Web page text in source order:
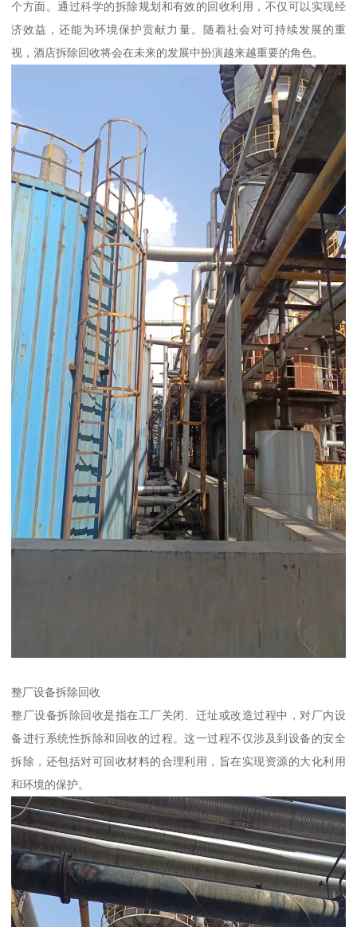
个方面。通过科学的拆除规划和有效的回收利用，不仅可以实现经
济效益，还能为环境保护贡献力量。随着社会对可持续发展的重
视，酒店拆除回收将会在未来的发展中扮演越来越重要的角色。
整厂设备拆除回收
整厂设备拆除回收是指在工厂关闭、迁址或改造过程中，对厂内设
备进行系统性拆除和回收的过程。这一过程不仅涉及到设备的安全
拆除，还包括对可回收材料的合理利用，旨在实现资源的大化利用
和环境的保护。